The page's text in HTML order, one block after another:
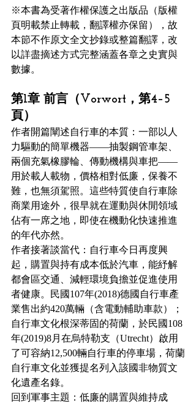
※本書為受著作權保護之出版品（版權
頁明載禁止轉載，翻譯權亦保留），故
本節不作原文全文抄錄或整篇翻譯，改
以詳盡摘述方式完整涵蓋各章之史實與
數據。
第1章 前言（Vorwort，第4–5
頁）
作者開篇闡述自行車的本質：一部以人
力驅動的簡單機器——抽製鋼管車架、
兩個充氣橡膠輪、傳動機構與車把——
用於載人載物，價格相對低廉，保養不
難，也無須駕照。這些特質使自行車除
商業用途外，很早就在運動與休閒領域
佔有一席之地，即使在機動化快速推進
的年代亦然。
作者接著談當代：自行車今日再度興
起，購置與持有成本低於汽車，能紓解
都會區交通、減輕環境負擔並促進使用
者健康。民國107年(2018)德國自行車產
業售出約420萬輛（含電動輔助車款）；
自行車文化根深蒂固的荷蘭，於民國108
年(2019)8月在烏特勒支（Utrecht）啟用
了可容納12,500輛自行車的停車場，荷蘭
自行車文化並獲提名列入該國非物質文
化遺產名錄。
回到軍事主題：低廉的購置與維持成